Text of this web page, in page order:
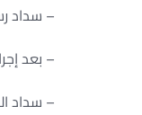
– سداد
– بعد
– سداد